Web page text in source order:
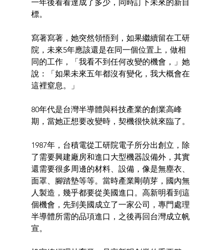
一年後看看達成了多少，同時訂下未來的新目
標。
寫著寫著，她突然領悟到，如果繼續留在工研
院，未來5年應該還是在同一個位置上，做相
同的工作，「我看不到任何改變的機會，」她
說：「如果未來五年都沒有變化，我大概會在
這裡窒息。」
80年代是台灣半導體與科技產業的創業高峰
期，當她正想要改變時，契機很快就來臨了。
1987年，台積電從工研院電子所分出創立，除
了需要興建廠房和進口大型機器設備外，其實
還需要很多周邊的材料、設備，像是無塵衣、
面罩、腳踏墊等等。當時產業剛萌芽，國內無
人製造，幾乎都要從美國進口。高新明看到這
個機會，先到美國成立了一家公司，專門處理
半導體所需的品項進口，之後再回台灣成立帆
宣。